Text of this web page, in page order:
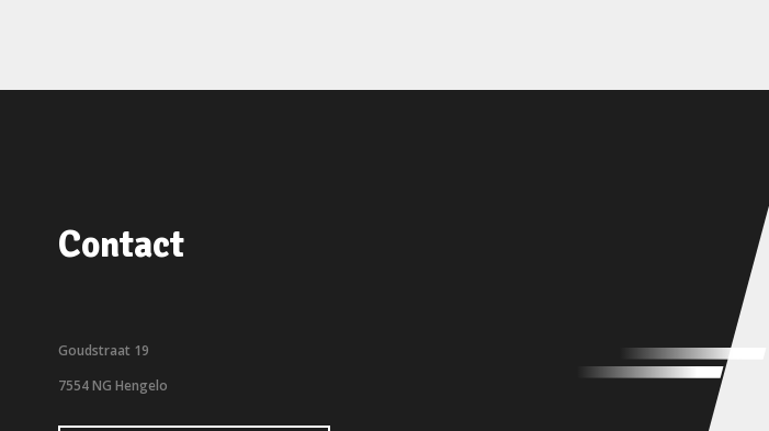
Contact
Goudstraat 19
7554 NG Hengelo